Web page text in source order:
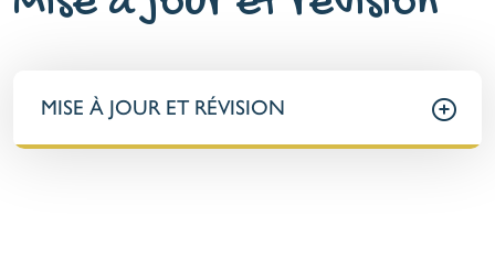
MISE À JOUR ET RÉVISION